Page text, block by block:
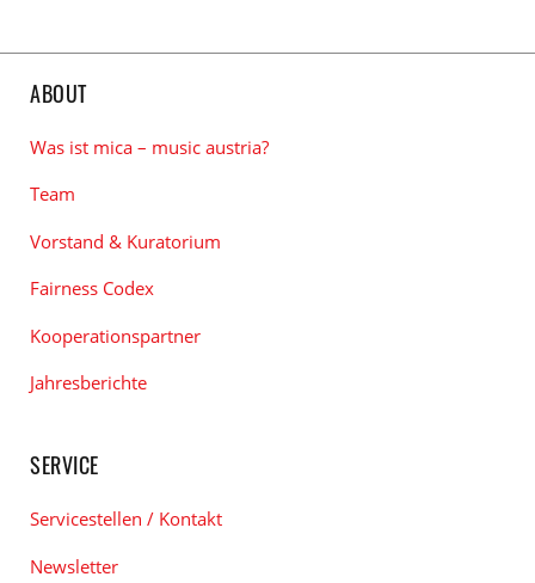
ABOUT
Was ist mica – music austria?
Team
Vorstand & Kuratorium
Fairness Codex
Kooperationspartner
Jahresberichte
SERVICE
Servicestellen / Kontakt
Newsletter